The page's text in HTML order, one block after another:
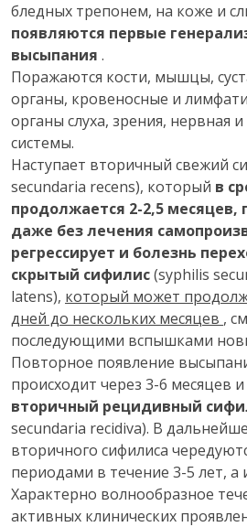
бледных трепонем, на коже и
появляются первые
высыпания .
Поражаются кости, мышцы,
органы, кровеносные и
органы слуха, зрения, нервная
системы.
Наступает вторичный свежий
secundaria recens), который в
продолжается 2-2,5 месяцев,
даже без лечения
регрессирует и болезнь
скрытый сифилис(syphilis
latens), который может
дней до нескольких месяцев ,
последующими вспышками
Повторное появление
происходит через 3-6 месяцев и
вторичный рецидивный
secundaria recidiva). В
вторичного сифилиса
периодами в течение 3-5 лет, а
Характерно волнообразное
активных клинических